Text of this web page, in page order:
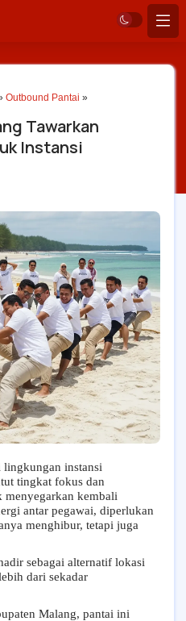
Outbound Pantai »
Tawarkan
Instansi
lingkungan instansi
tingkat fokus dan
kembali
antar pegawai, diperlukan
menghibur, tetapi juga
sebagai alternatif lokasi
dari sekadar
Malang, pantai ini